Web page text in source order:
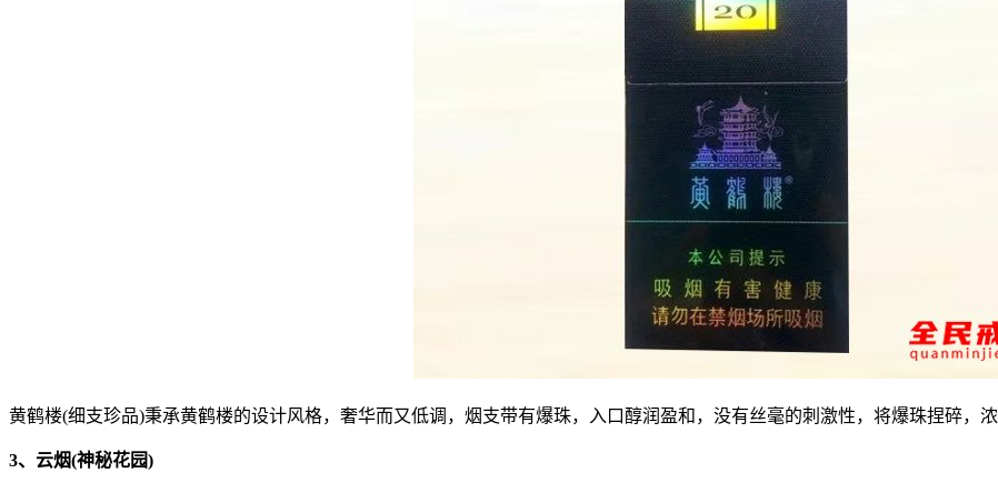
黄鹤楼(细支珍品)秉承黄鹤楼的设计风格，奢华而又低调，烟支带有爆珠，入口醇润盈和，没有丝毫的刺激性，将爆珠捏碎，
3、云烟(神秘花园)